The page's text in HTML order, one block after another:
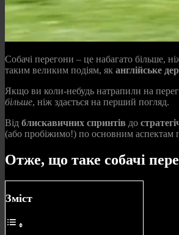
Собачі перегони – це набагато більше,
таким великим подіям, як англійське
Якщо ви коли-небудь натрапили на
більше, ніж здається на перший погляд.
Від блискавичних спринтів до
(або пробіжимо!) по основним аспектам
Отже, що таке собачі
Зміст